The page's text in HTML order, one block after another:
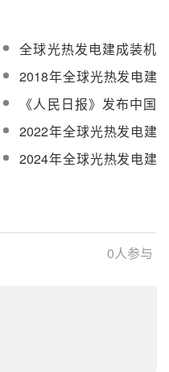
全球光热发电建成装机
2016年底增至5017MW
2018年全球光热发电建
成装机增至6069MW 中
国“助攻”22.97%新增装
机
《人民日报》发布中国
电建董事长丁焰章署名
文章：共建“一带一路”，
树立品牌形象
2022年全球光热发电建
成装机增至6942MW
2024年全球光热发电建
0人参与